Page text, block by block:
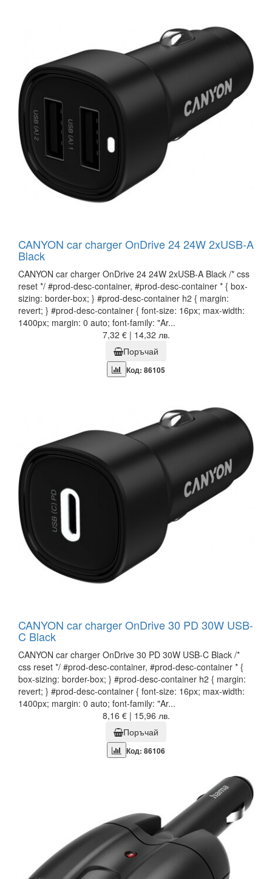
CANYON car charger OnDrive 24 24W 2xUSB-A
Black
CANYON car charger OnDrive 24 24W 2xUSB-A Black /* css
reset */ #prod-desc-container, #prod-desc-container * { box-
sizing: border-box; } #prod-desc-container h2 { margin:
revert; } #prod-desc-container { font-size: 16px; max-width:
1400px; margin: 0 auto; font-family: "Ar...
7,32 € | 14,32 лв.
Поръчай
Код: 86105
CANYON car charger OnDrive 30 PD 30W USB-
C Black
CANYON car charger OnDrive 30 PD 30W USB-C Black /*
css reset */ #prod-desc-container, #prod-desc-container * {
box-sizing: border-box; } #prod-desc-container h2 { margin:
revert; } #prod-desc-container { font-size: 16px; max-width:
1400px; margin: 0 auto; font-family: "Ar...
8,16 € | 15,96 лв.
Поръчай
Код: 86106